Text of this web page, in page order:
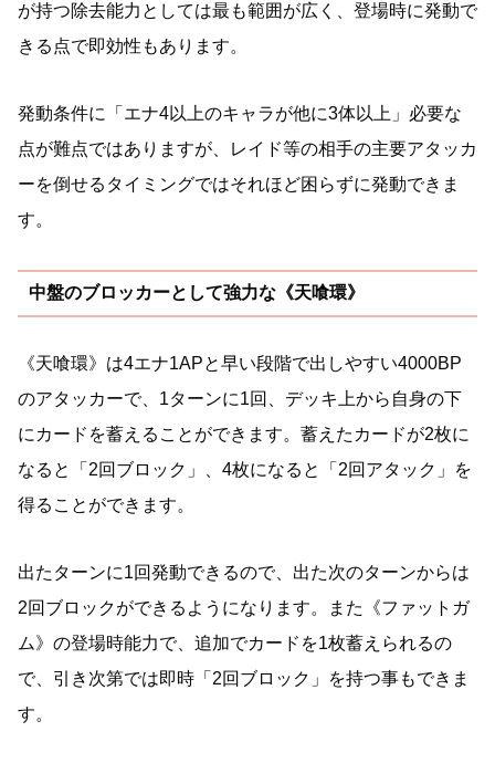
が持つ除去能力としては最も範囲が広く、登場時に発動で
きる点で即効性もあります。
発動条件に「エナ4以上のキャラが他に3体以上」必要な
点が難点ではありますが、レイド等の相手の主要アタッカ
ーを倒せるタイミングではそれほど困らずに発動できま
す。
中盤のブロッカーとして強力な《天喰環》
《天喰環》は4エナ1APと早い段階で出しやすい4000BP
のアタッカーで、1ターンに1回、デッキ上から自身の下
にカードを蓄えることができます。蓄えたカードが2枚に
なると「2回ブロック」、4枚になると「2回アタック」を
得ることができます。
出たターンに1回発動できるので、出た次のターンからは
2回ブロックができるようになります。また《ファットガ
ム》の登場時能力で、追加でカードを1枚蓄えられるの
で、引き次第では即時「2回ブロック」を持つ事もできま
す。